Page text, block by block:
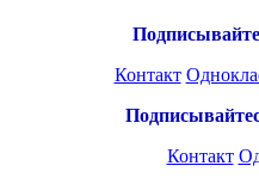
Контакт
Контакт